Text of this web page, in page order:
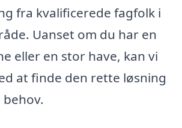
fra kvalificerede fagfolk i
Uanset om du har en
eller en stor have, kan vi
at finde den rette løsning